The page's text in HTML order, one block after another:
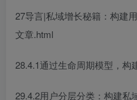
27导言|私域增长秘籍：构建
文章.html
28.4.1通过生命周期模型，构
29.4.2用户分层分类：构建私